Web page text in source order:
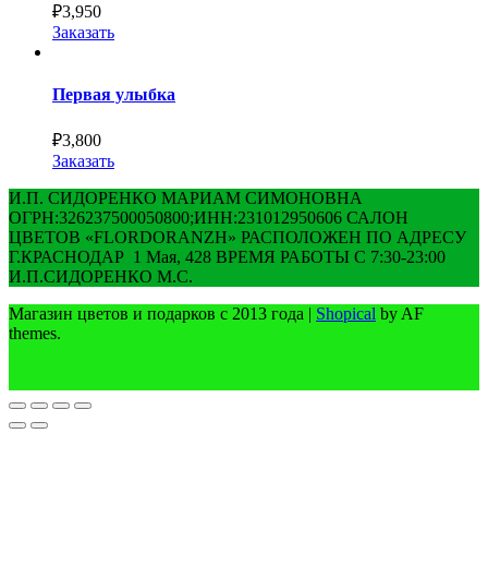
₽3,950
Заказать
Первая улыбка
₽3,800
Заказать
И.П. СИДОРЕНКО МАРИАМ СИМОНОВНА
ОГРН:326237500050800;ИНН:231012950606 САЛОН
ЦВЕТОВ «FLORDORANZH» РАСПОЛОЖЕН ПО АДРЕСУ
Г.КРАСНОДАР 1 Мая, 428 ВРЕМЯ РАБОТЫ С 7:30-23:00
И.П.СИДОРЕНКО М.С.
Магазин цветов и подарков с 2013 года | Shopical by AF
themes.